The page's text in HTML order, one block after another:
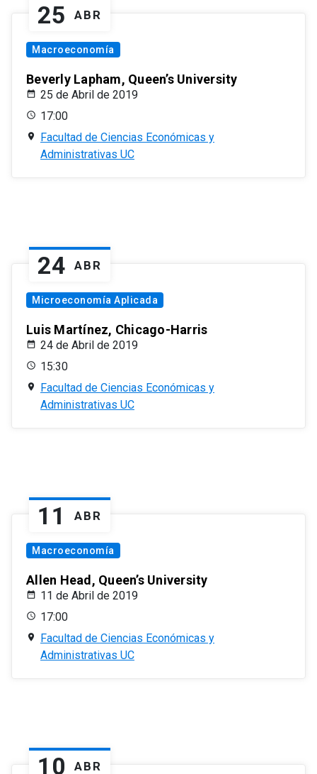
25 ABR
Macroeconomía
Beverly Lapham, Queen’s University
25 de Abril de 2019
17:00
Facultad de Ciencias Económicas y
Administrativas UC
24 ABR
Microeconomía Aplicada
Luis Martínez, Chicago-Harris
24 de Abril de 2019
15:30
Facultad de Ciencias Económicas y
Administrativas UC
11 ABR
Macroeconomía
Allen Head, Queen’s University
11 de Abril de 2019
17:00
Facultad de Ciencias Económicas y
Administrativas UC
10 ABR